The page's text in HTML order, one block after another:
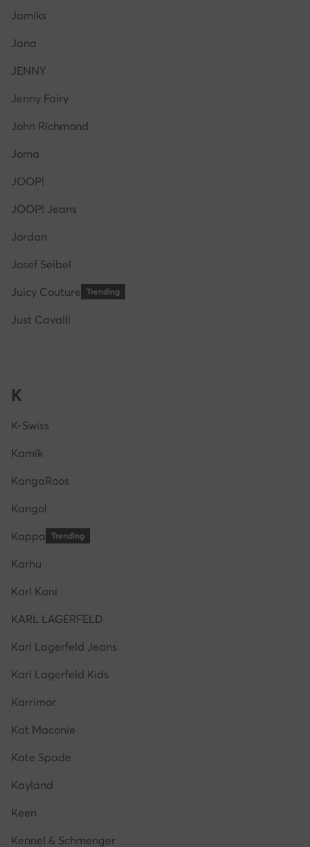
Jamiks
Jana
JENNY
Jenny Fairy
John Richmond
Joma
JOOP!
JOOP! Jeans
Jordan
Josef Seibel
Juicy Couture Trending
Just Cavalli
K
K-Swiss
Kamik
KangaRoos
Kangol
Kappa Trending
Karhu
Karl Kani
KARL LAGERFELD
Karl Lagerfeld Jeans
Karl Lagerfeld Kids
Karrimor
Kat Maconie
Kate Spade
Kayland
Keen
Kennel & Schmenger